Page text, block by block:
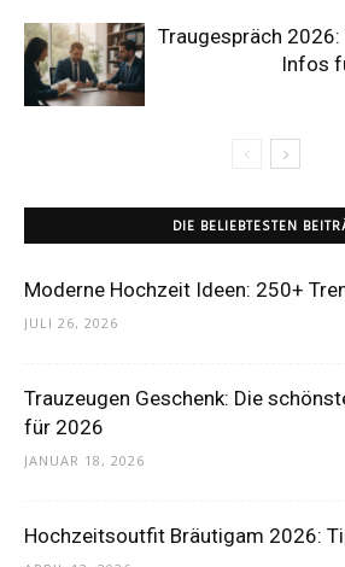
Traugespräch
Infos
DIE BELIEBTESTEN
Moderne Hochzeit Ideen: 250+
JULI 26, 2026
Trauzeugen Geschenk: Die
für 2026
JANUAR 18, 2026
Hochzeitsoutfit Bräutigam 2026: